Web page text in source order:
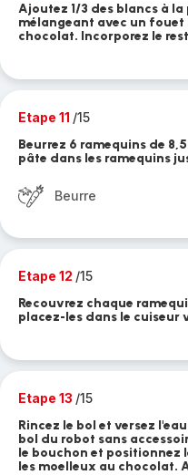
Ajoutez 1/3 des blancs à
mélangeant avec un
chocolat. Incorporez le
Etape 11 /15
Beurrez 6 ramequins de
pâte dans les ramequins
Beurre
Etape 12 /15
Recouvrez chaque
placez-les dans le cuiseur
Etape 13 /15
Rincez le bol et versez
bol du robot sans
le bouchon et positionnez
les moelleux au chocolat.